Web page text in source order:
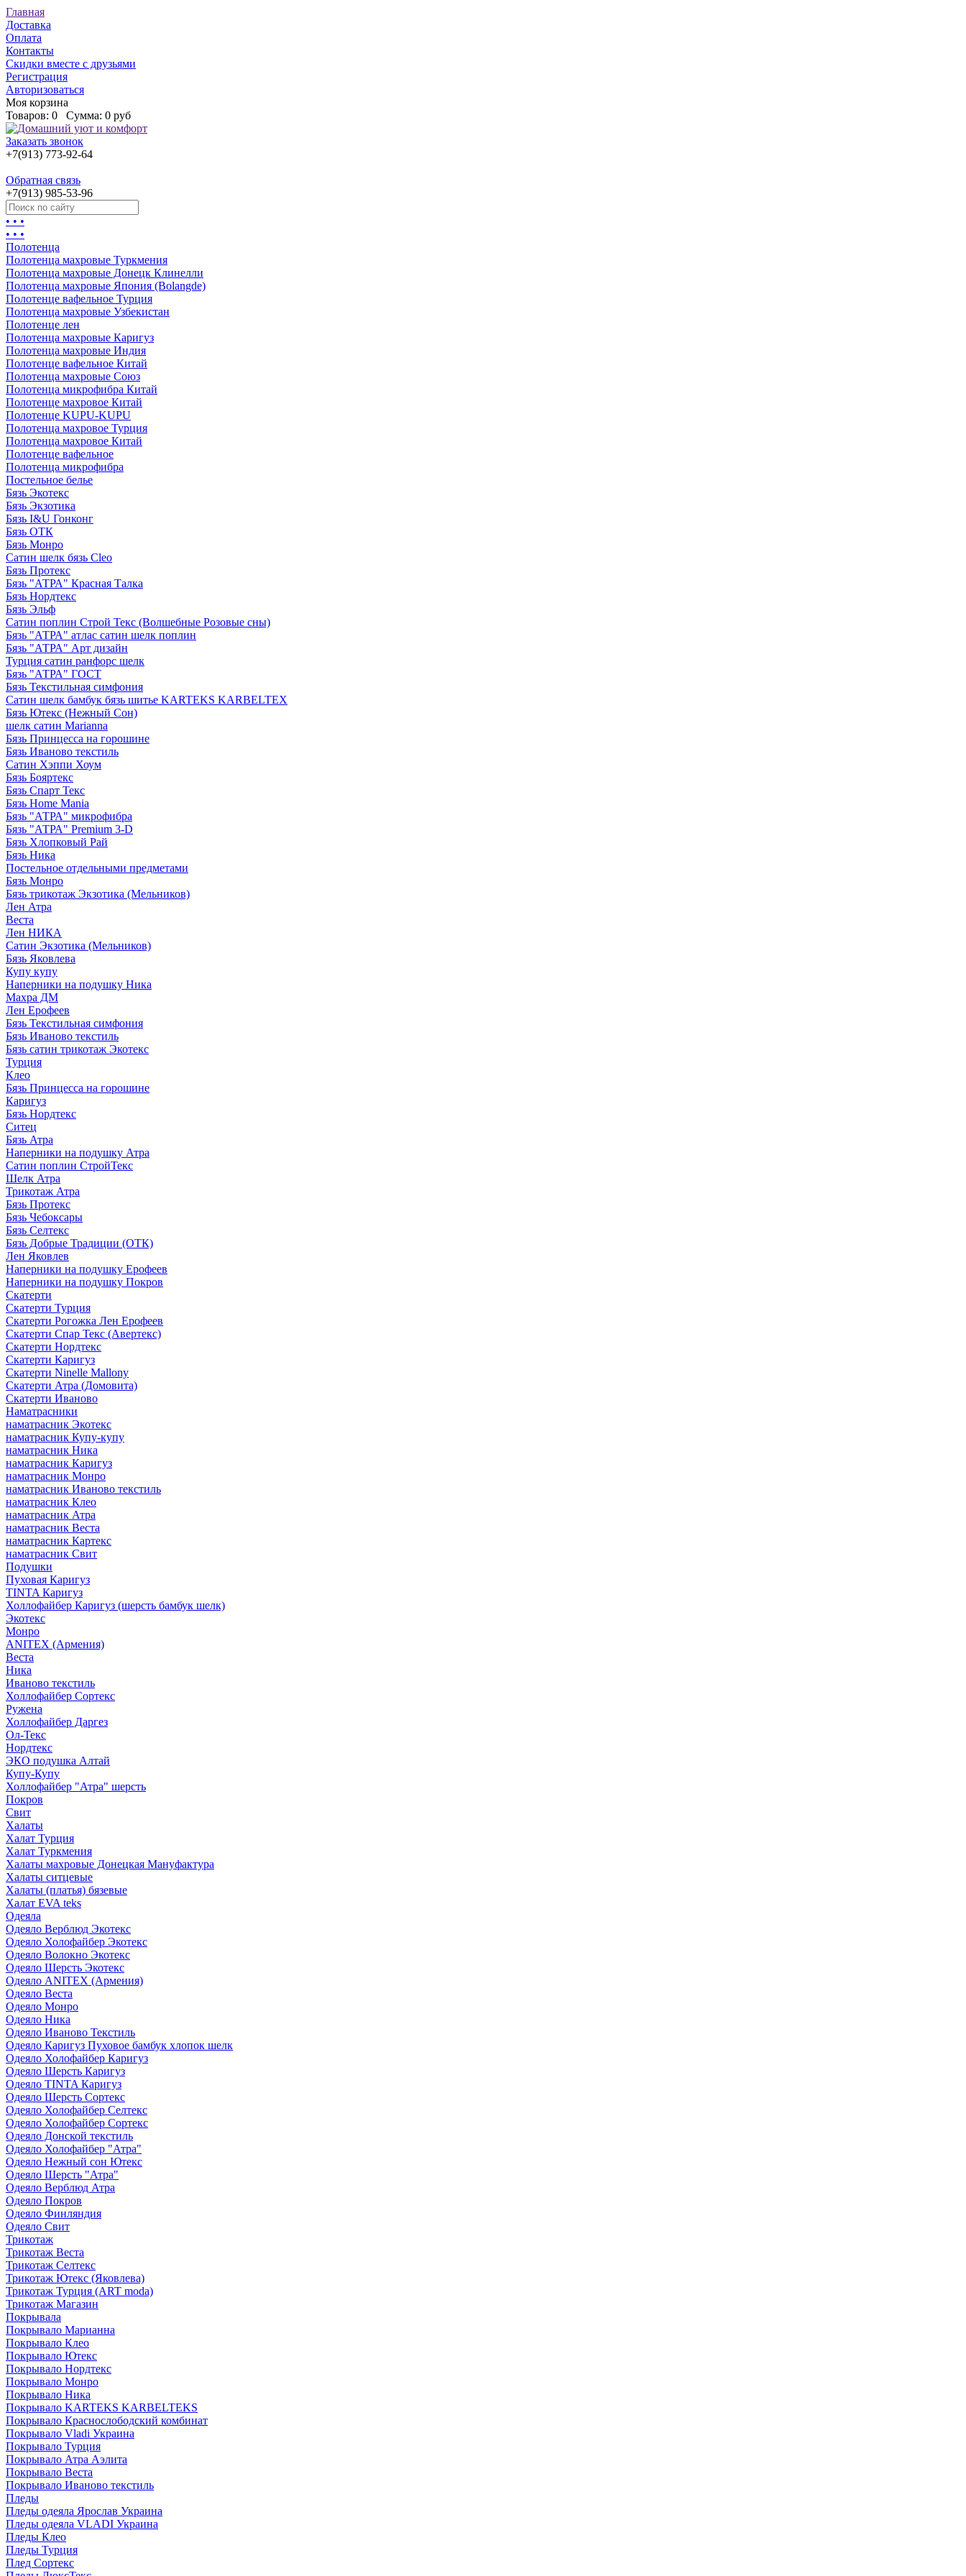
Главная
Доставка
Оплата
Контакты
Скидки вместе с друзьями
Регистрация
Авторизоваться
Моя корзина
Товаров: 0 Сумма: 0 руб
Заказать звонок
+7(913) 773-92-64
Обратная связь
+7(913) 985-53-96
• • •
• • •
Полотенца
Полотенца махровые Туркмения
Полотенца махровые Донецк Клинелли
Полотенца махровые Япония (Bolangde)
Полотенце вафельное Турция
Полотенца махровые Узбекистан
Полотенце лен
Полотенца махровые Каригуз
Полотенца махровые Индия
Полотенце вафельное Китай
Полотенца махровые Союз
Полотенца микрофибра Китай
Полотенце махровое Китай
Полотенце KUPU-KUPU
Полотенца махровое Турция
Полотенца махровое Китай
Полотенце вафельное
Полотенца микрофибра
Постельное белье
Бязь Экотекс
Бязь Экзотика
Бязь I&U Гонконг
Бязь ОТК
Бязь Монро
Сатин шелк бязь Cleo
Бязь Протекс
Бязь "АТРА" Красная Талка
Бязь Нордтекс
Бязь Эльф
Сатин поплин Строй Текс (Волшебные Розовые сны)
Бязь "АТРА" атлас сатин шелк поплин
Бязь "АТРА" Арт дизайн
Турция сатин ранфорс шелк
Бязь "АТРА" ГОСТ
Бязь Текстильная симфония
Сатин шелк бамбук бязь шитье KARTEKS KARBELTEX
Бязь Ютекс (Нежный Сон)
шелк сатин Marianna
Бязь Принцесса на горошине
Бязь Иваново текстиль
Сатин Хэппи Хоум
Бязь Бояртекс
Бязь Спарт Текс
Бязь Home Mania
Бязь "АТРА" микрофибра
Бязь "АТРА" Premium 3-D
Бязь Хлопковый Рай
Бязь Ника
Постельное отдельными предметами
Бязь Монро
Бязь трикотаж Экзотика (Мельников)
Лен Атра
Веста
Лен НИКА
Сатин Экзотика (Мельников)
Бязь Яковлева
Купу купу
Наперники на подушку Ника
Махра ДМ
Лен Ерофеев
Бязь Текстильная симфония
Бязь Иваново текстиль
Бязь сатин трикотаж Экотекс
Турция
Клео
Бязь Принцесса на горошине
Каригуз
Бязь Нордтекс
Ситец
Бязь Атра
Наперники на подушку Атра
Сатин поплин СтройТекс
Шелк Атра
Трикотаж Атра
Бязь Протекс
Бязь Чебоксары
Бязь Селтекс
Бязь Добрые Традиции (ОТК)
Лен Яковлев
Наперники на подушку Ерофеев
Наперники на подушку Покров
Скатерти
Скатерти Турция
Скатерти Рогожка Лен Ерофеев
Скатерти Спар Текс (Авертекс)
Скатерти Нордтекс
Скатерти Каригуз
Скатерти Ninelle Mallony
Скатерти Атра (Домовита)
Скатерти Иваново
Наматрасники
наматрасник Экотекс
наматрасник Купу-купу
наматрасник Ника
наматрасник Каригуз
наматрасник Монро
наматрасник Иваново текстиль
наматрасник Клео
наматрасник Атра
наматрасник Веста
наматрасник Картекс
наматрасник Свит
Подушки
Пуховая Каригуз
TINTA Каригуз
Холлофайбер Каригуз (шерсть бамбук шелк)
Экотекс
Монро
ANITEX (Армения)
Веста
Ника
Иваново текстиль
Холлофайбер Сортекс
Ружена
Холлофайбер Даргез
Ол-Текс
Нордтекс
ЭКО подушка Алтай
Купу-Купу
Холлофайбер "Атра" шерсть
Покров
Свит
Халаты
Халат Турция
Халат Туркмения
Халаты махровые Донецкая Мануфактура
Халаты ситцевые
Халаты (платья) бязевые
Халат EVA teks
Одеяла
Одеяло Верблюд Экотекс
Одеяло Холофайбер Экотекс
Одеяло Волокно Экотекс
Одеяло Шерсть Экотекс
Одеяло ANITEX (Армения)
Одеяло Веста
Одеяло Монро
Одеяло Ника
Одеяло Иваново Текстиль
Одеяло Каригуз Пуховое бамбук хлопок шелк
Одеяло Холофайбер Каригуз
Одеяло Шерсть Каригуз
Одеяло TINTA Каригуз
Одеяло Шерсть Сортекс
Одеяло Холофайбер Селтекс
Одеяло Холофайбер Сортекс
Одеяло Донской текстиль
Одеяло Холофайбер "Атра"
Одеяло Нежный сон Ютекс
Одеяло Шерсть "Атра"
Одеяло Верблюд Атра
Одеяло Покров
Одеяло Финляндия
Одеяло Свит
Трикотаж
Трикотаж Веста
Трикотаж Селтекс
Трикотаж Ютекс (Яковлева)
Трикотаж Турция (ART moda)
Трикотаж Магазин
Покрывала
Покрывало Марианна
Покрывало Клео
Покрывало Ютекс
Покрывало Нордтекс
Покрывало Монро
Покрывало Ника
Покрывало KARTEKS KARBELTEKS
Покрывало Краснослободский комбинат
Покрывало Vladi Украина
Покрывало Турция
Покрывало Атра Аэлита
Покрывало Веста
Покрывало Иваново текстиль
Пледы
Пледы одеяла Ярослав Украина
Пледы одеяла VLADI Украина
Пледы Клео
Пледы Турция
Плед Сортекс